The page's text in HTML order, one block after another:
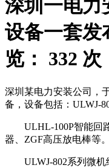
深圳一电力
设备一套发
览： 332 次
深圳某电力安装公司，
备，设备包括：ULWJ-
ULHL-100P智能回路
器、ZGF高压放电棒等。
ULWJ-802系列微机